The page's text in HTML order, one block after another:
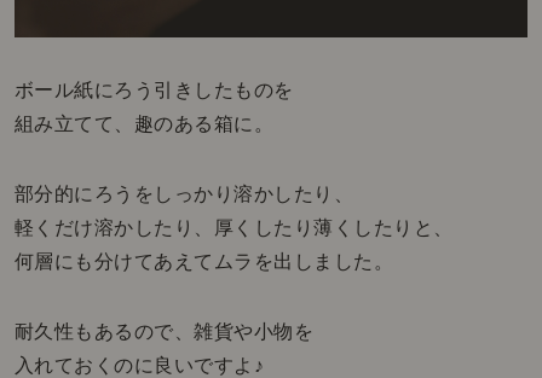
ボール紙にろう引きしたものを
組み立てて、趣のある箱に。
部分的にろうをしっかり溶かしたり、
軽くだけ溶かしたり、厚くしたり薄くしたりと、
何層にも分けてあえてムラを出しました。
耐久性もあるので、雑貨や小物を
入れておくのに良いですよ♪